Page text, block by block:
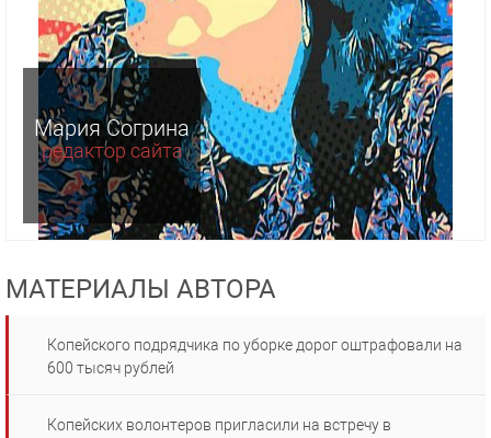
Мария Согрина
редактор сайта
МАТЕРИАЛЫ АВТОРА
Копейского подрядчика по уборке дорог оштрафовали на
600 тысяч рублей
Копейских волонтеров пригласили на встречу в